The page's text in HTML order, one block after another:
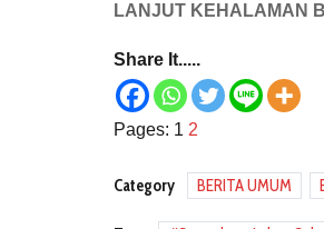
LANJUT KEHALAMAN
Share It.....
Pages: 1 2
Category BERITA UMUM